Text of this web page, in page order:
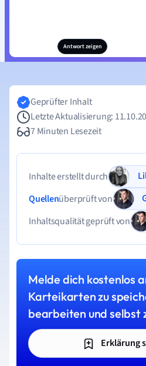
Antwort zeigen
Geprüfter Inhalt
Letzte Aktualisierung:
7 Minuten Lesezeit
Inhalte erstellt durch
Quellenüberprüft von
Inhaltsqualität geprüft von
Melde dich kostenlos
Karteikarten zu
bearbeiten und selbst
Erklärung